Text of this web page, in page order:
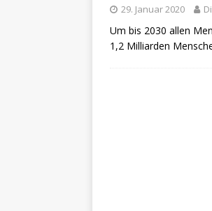
29. Januar 2020
Um bis 2030 allen
1,2 Milliarden